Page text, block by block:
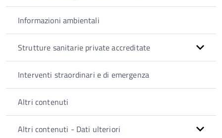
Informazioni ambientali
Strutture sanitarie private accreditate
Interventi straordinari e di emergenza
Altri contenuti
Altri contenuti - Dati ulteriori